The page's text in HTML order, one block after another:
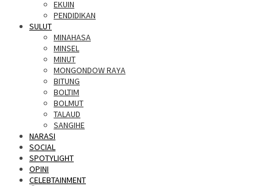
EKUIN
PENDIDIKAN
SULUT
MINAHASA
MINSEL
MINUT
MONGONDOW RAYA
BITUNG
BOLTIM
BOLMUT
TALAUD
SANGIHE
NARASI
SOCIAL
SPOTYLIGHT
OPINI
CELEBTAINMENT